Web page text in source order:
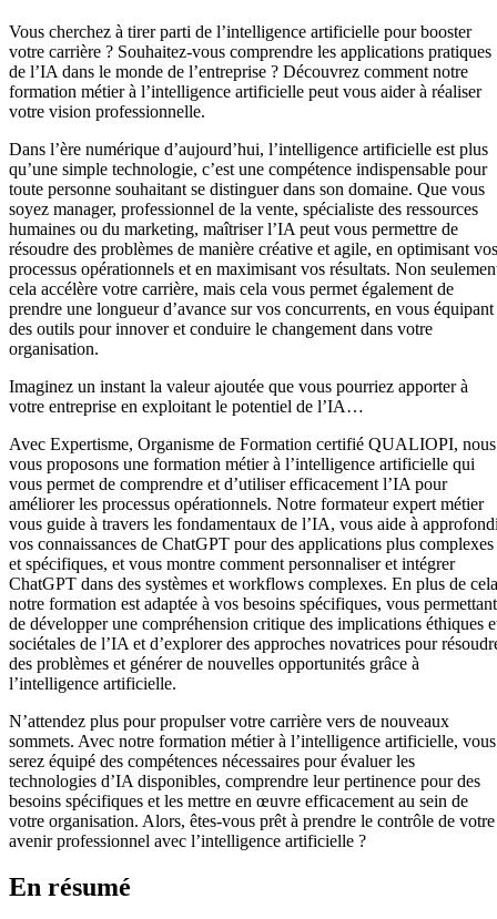
Vous cherchez à tirer parti de l’intelligence artificielle pour booster
votre carrière ? Souhaitez-vous comprendre les applications pratiques
de l’IA dans le monde de l’entreprise ? Découvrez comment notre
formation métier à l’intelligence artificielle peut vous aider à réaliser
votre vision professionnelle.
Dans l’ère numérique d’aujourd’hui, l’intelligence artificielle est plus
qu’une simple technologie, c’est une compétence indispensable pour
toute personne souhaitant se distinguer dans son domaine. Que vous
soyez manager, professionnel de la vente, spécialiste des ressources
humaines ou du marketing, maîtriser l’IA peut vous permettre de
résoudre des problèmes de manière créative et agile, en optimisant vos
processus opérationnels et en maximisant vos résultats. Non
cela accélère votre carrière, mais cela vous permet également de
prendre une longueur d’avance sur vos concurrents, en vous équipant
des outils pour innover et conduire le changement dans votre
organisation.
Imaginez un instant la valeur ajoutée que vous pourriez apporter à
votre entreprise en exploitant le potentiel de l’IA…
Avec Expertisme, Organisme de Formation certifié QUALIOPI, nous
vous proposons une formation métier à l’intelligence artificielle qui
vous permet de comprendre et d’utiliser efficacement l’IA pour
améliorer les processus opérationnels. Notre formateur expert métier
vous guide à travers les fondamentaux de l’IA, vous aide à
vos connaissances de ChatGPT pour des applications plus complexes
et spécifiques, et vous montre comment personnaliser et intégrer
ChatGPT dans des systèmes et workflows complexes. En plus de
notre formation est adaptée à vos besoins spécifiques, vous permettant
de développer une compréhension critique des implications éthiques
sociétales de l’IA et d’explorer des approches novatrices pour
des problèmes et générer de nouvelles opportunités grâce à
l’intelligence artificielle.
N’attendez plus pour propulser votre carrière vers de nouveaux
sommets. Avec notre formation métier à l’intelligence artificielle, vous
serez équipé des compétences nécessaires pour évaluer les
technologies d’IA disponibles, comprendre leur pertinence pour des
besoins spécifiques et les mettre en œuvre efficacement au sein de
votre organisation. Alors, êtes-vous prêt à prendre le contrôle de votre
avenir professionnel avec l’intelligence artificielle ?
En résumé